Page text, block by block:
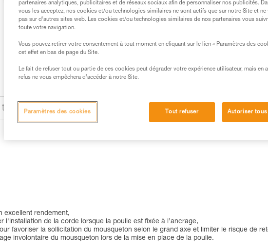
Trouvez un revendeur
Inspection
excellent rendement,
l'installation de la corde lorsque la poulie est fixée à l’ancrage,
favoriser la sollicitation du mousqueton selon le grand axe et limiter le risque de
involontaire du mousqueton lors de la mise en place de la poulie.
partenaires analytiques, publicitaires et de réseaux sociaux afin de personnaliser nos publicités.
vous les acceptez, nos cookies et/ou technologies similaires ne sont actifs que sur notre Site et ne
pas sur d’autres sites web. Les cookies et/ou technologies similaires de nos partenaires vous
toute votre navigation.
Vous pouvez retirer votre consentement à tout moment en cliquant sur le lien « Paramètres des
cet effet en bas de page du Site.
Le fait de refuser tout ou partie de ces cookies peut dégrader votre expérience utilisateur, mais en
refus ne vous empêchera d’accéder à notre Site.
Tout refuser Autoriser
Paramètres des cookies